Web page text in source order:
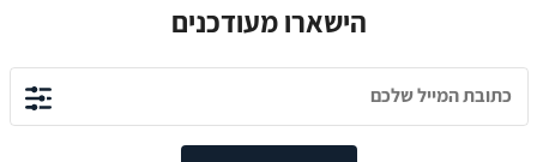
הישארו מעודכנים